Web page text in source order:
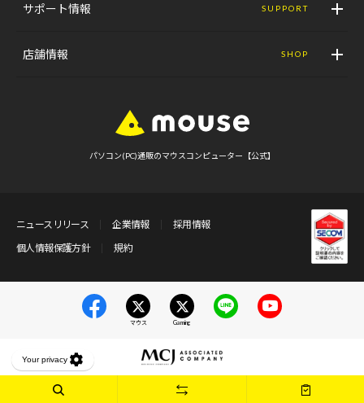
サポート情報 SUPPORT
店舗情報 SHOP
パソコン(PC)通販のマウスコンピューター【公式】
ニュースリリース 企業情報
採用情報
個人情報保護方針
規約
マウス Gaming